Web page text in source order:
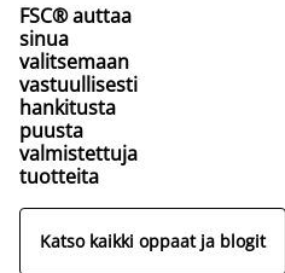
FSC® auttaa
sinua
valitsemaan
vastuullisesti
hankitusta
puusta
valmistettuja
tuotteita
Katso kaikki oppaat ja blogit